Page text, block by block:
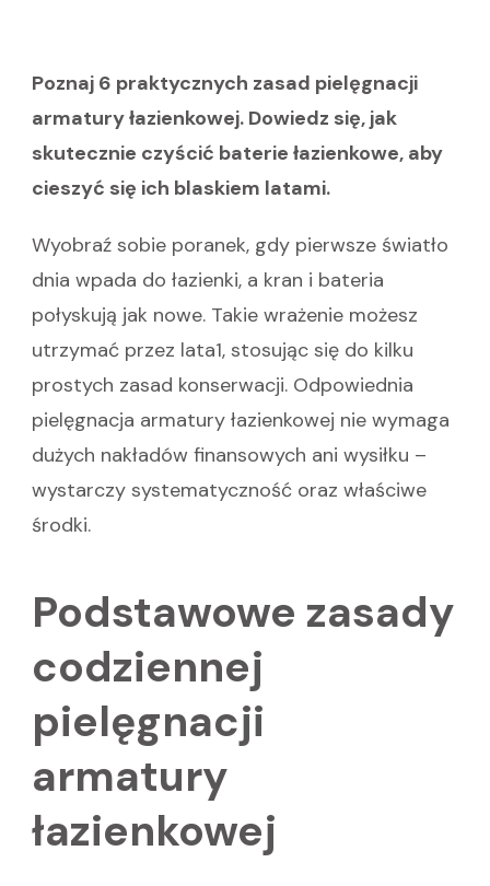
Poznaj 6 praktycznych zasad pielęgnacji
armatury łazienkowej. Dowiedz się, jak
skutecznie czyścić baterie łazienkowe, aby
cieszyć się ich blaskiem latami.
Wyobraź sobie poranek, gdy pierwsze światło
dnia wpada do łazienki, a kran i bateria
połyskują jak nowe. Takie wrażenie możesz
utrzymać przez lata1, stosując się do kilku
prostych zasad konserwacji. Odpowiednia
pielęgnacja armatury łazienkowej nie wymaga
dużych nakładów finansowych ani wysiłku –
wystarczy systematyczność oraz właściwe
środki.
Podstawowe zasady
codziennej
pielęgnacji
armatury
łazienkowej